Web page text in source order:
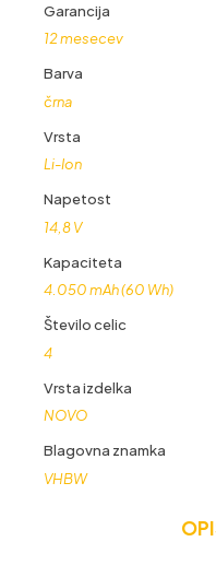
Garancija
12 mesecev
Barva
črna
Vrsta
Li-Ion
Napetost
14,8 V
Kapaciteta
4.050 mAh (60 Wh)
Število celic
4
Vrsta izdelka
NOVO
Blagovna znamka
VHBW